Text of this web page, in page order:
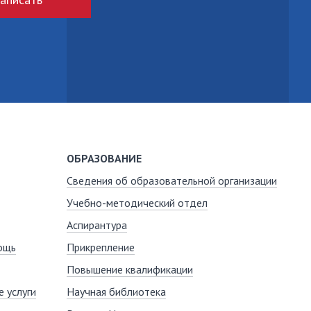
ОБРАЗОВАНИЕ
Сведения об образовательной организации
Учебно-методический отдел
Аспирантура
Прикрепление
Повышение квалификации
Научная библиотека